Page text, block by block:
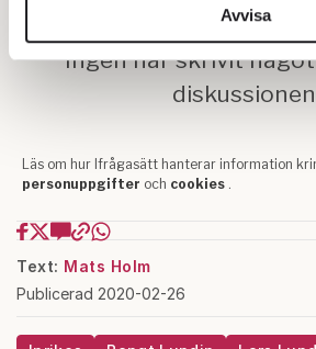
information från din enhet till de
annons- och analysföretag som vi
Dessa kan i sin tur kombinera
information som du har tillhandahållit
kan du göra dethär.
Avvisa
Text: Mats Holm
Publicerad 2020-02-26